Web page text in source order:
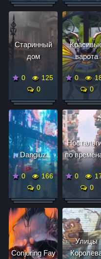
Старинный
дом
0
125
0
варота
0
0
Dangiuz
0
166
0
по
0
0
Conjuring Fay
Улицы